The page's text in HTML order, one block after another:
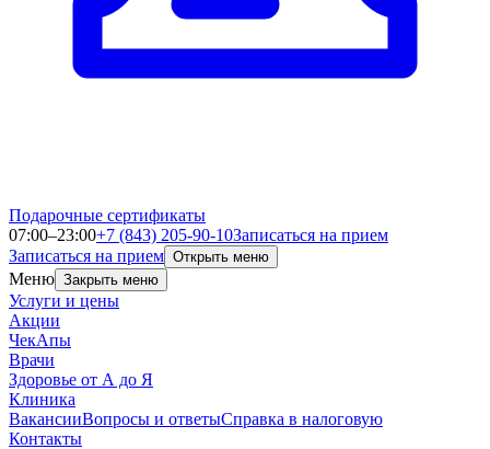
Подарочные сертификаты
07:00–23:00+7 (843) 205-90-10Записаться на прием
Записаться на прием Открыть меню
Меню Закрыть меню
Услуги и цены
Акции
ЧекАпы
Врачи
Здоровье от А до Я
Клиника
ВакансииВопросы и ответыСправка в налоговую
Контакты